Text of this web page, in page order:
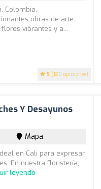
5 (120 opiniones)
Colombia,
obras de arte.
vibrantes y a...
Y Desayunos
Mapa
en Cali para expresar
En nuestra floristería,
leyendo